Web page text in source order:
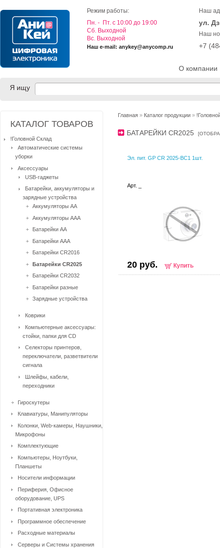
О компании
Режим работы:
Пн. - Пт. с 10:00 до 19:00
Cб. Выходной
Вс. Выходной
Наш e-mail: anykey@anycomp.ru
Наш
ул.
Наш
+7
Я ищу
Главная » Каталог продукции »
БАТАРЕЙКИ CR2025 [
Эл. пит. GP CR 2025-BC1 1шт.
Арт. _
20 руб. Купить
КАТАЛОГ ТОВАРОВ
!Головной Склад
Автоматические системы
уборки
Аксессуары
USB-гаджеты
Батарейки, аккумуляторы и
зарядные устройства
Аккумуляторы AA
Аккумуляторы AAA
Батарейки AA
Батарейки AAA
Батарейки CR2016
Батарейки CR2025
Батарейки CR2032
Батарейки разные
Зарядные устройства
Коврики
Компьютерные аксессуары:
стойки, папки для CD
Селекторы принтеров,
переключатели, разветвители
сигнала
Шлейфы, кабели,
переходники
Гироскутеры
Клавиатуры, Манипуляторы
Колонки, Web-камеры, Наушники,
Микрофоны
Комплектующие
Компьютеры, Ноутбуки,
Планшеты
Носители информации
Периферия, Офисное
оборудование, UPS
Портативная электроника
Программное обеспечение
Расходные материалы
Серверы и Системы хранения